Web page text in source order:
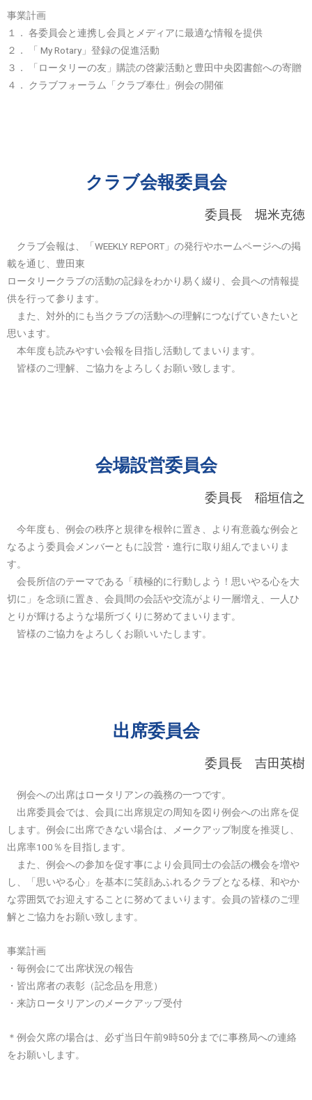
事業計画
１． 各委員会と連携し会員とメディアに最適な情報を提供
２． 「 My Rotary」登録の促進活動
３． 「ロータリーの友」購読の啓蒙活動と豊田中央図書館への寄贈
４． クラブフォーラム「クラブ奉仕」例会の開催
クラブ会報委員会
委員長 堀米克徳
クラブ会報は、「WEEKLY REPORT」の発行やホームページへの掲
載を通じ、豊田東
ロータリークラブの活動の記録をわかり易く綴り、会員への情報提
供を行って参ります。
また、対外的にも当クラブの活動への理解につなげていきたいと
思います。
本年度も読みやすい会報を目指し活動してまいります。
皆様のご理解、ご協力をよろしくお願い致します。
会場設営委員会
委員長 稲垣信之
今年度も、例会の秩序と規律を根幹に置き、より有意義な例会と
なるよう委員会メンバーともに設営・進行に取り組んでまいりま
す。
会長所信のテーマである「積極的に行動しよう！思いやる心を大
切に」を念頭に置き、会員間の会話や交流がより一層増え、一人ひ
とりが輝けるような場所づくりに努めてまいります。
皆様のご協力をよろしくお願いいたします。
出席委員会
委員長 吉田英樹
例会への出席はロータリアンの義務の一つです。
出席委員会では、会員に出席規定の周知を図り例会への出席を促
します。例会に出席できない場合は、メークアップ制度を推奨し、
出席率100％を目指します。
また、例会への参加を促す事により会員同士の会話の機会を増や
し、「思いやる心」を基本に笑顔あふれるクラブとなる様、和やか
な雰囲気でお迎えすることに努めてまいります。会員の皆様のご理
解とご協力をお願い致します。
事業計画
・毎例会にて出席状況の報告
・皆出席者の表彰（記念品を用意）
・来訪ロータリアンのメークアップ受付
＊例会欠席の場合は、必ず当日午前9時50分までに事務局への連絡
をお願いします。